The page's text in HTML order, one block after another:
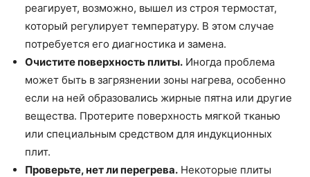
реагирует, возможно, вышел из строя термостат,
который регулирует температуру. В этом случае
потребуется его диагностика и замена.
Очистите поверхность плиты. Иногда проблема
может быть в загрязнении зоны нагрева, особенно
если на ней образовались жирные пятна или другие
вещества. Протерите поверхность мягкой тканью
или специальным средством для индукционных
плит.
Проверьте, нет ли перегрева. Некоторые плиты